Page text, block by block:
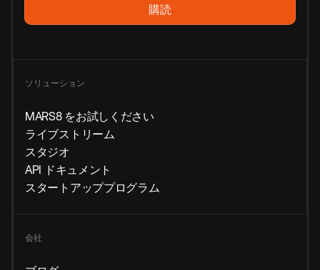
ソリューション
MARS8 をお試しください
ライブストリーム
スタジオ
API ドキュメント
スタートアッププログラム
会社